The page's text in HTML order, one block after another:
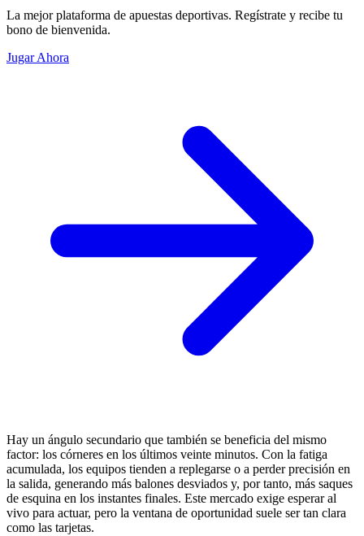
La mejor plataforma de apuestas deportivas. Regístrate y recibe tu
bono de bienvenida.
Jugar Ahora
Hay un ángulo secundario que también se beneficia del mismo
factor: los córneres en los últimos veinte minutos. Con la fatiga
acumulada, los equipos tienden a replegarse o a perder precisión en
la salida, generando más balones desviados y, por tanto, más saques
de esquina en los instantes finales. Este mercado exige esperar al
vivo para actuar, pero la ventana de oportunidad suele ser tan clara
como las tarjetas.